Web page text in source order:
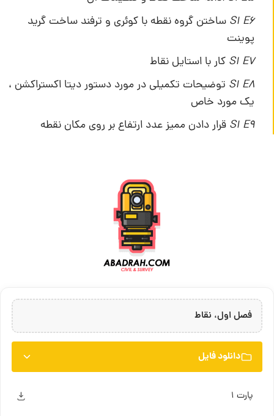
S1 E6 ساختن گروه نقطه با کوئری و ترفند ساخت گرید
پوینت
S1 E7 کار با استایل نقاط
S1 E8 توضیحات تکمیلی در مورد دستور دیتا اکستراکشن ،
یک مورد خاص
S1 E9 قرار دادن ممیز عدد ارتفاع بر روی مکان نقطه
فصل اول، نقاط
دانلود فایل
پارت ۱